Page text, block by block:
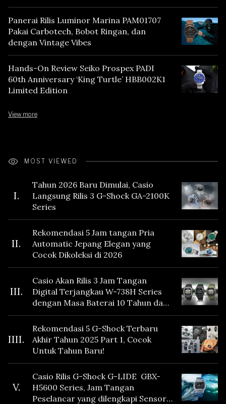
Panerai Rilis Luminor Marina PAM01707
Pakai Carbotech, Bobot Ringan, dan
dengan Vintage Vibes
Hands-On Review Seiko Prospex PADI
60th Anniversary ‘King Turtle’ HBB002K1
Limited Edition
View more
MOST VIEWED
I.
Tahun 2026 Baru Dimulai, Casio
Langsung Rilis 3 G-Shock GA-2100K
Series
II.
Rekomendasi 5 Jam tangan Pria
Automatic Jepang Elegan yang
Cocok Dikoleksi di 2026
III.
Casio Akan Rilis 3 Jam Tangan
Digital Terjangkau W-738H Series
dengan Masa Baterai 10 Tahun dan
Fitur Vibration
IIII.
Rekomendasi 5 G-Shock Terbaru
Akhir Tahun 2025 Part 1, Cocok
Untuk Tahun Baru!
V.
Casio Rilis G-Shock G-LIDE GBX-
H5600 Series, Jam Tangan
Peselancar yang dilengkapi Sensor